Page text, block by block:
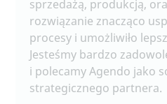
sprzedażą, produkcją,
rozwiązanie znacząco
procesy i umożliwiło
Jesteśmy bardzo
i polecamy Agendo jako
strategicznego partnera.